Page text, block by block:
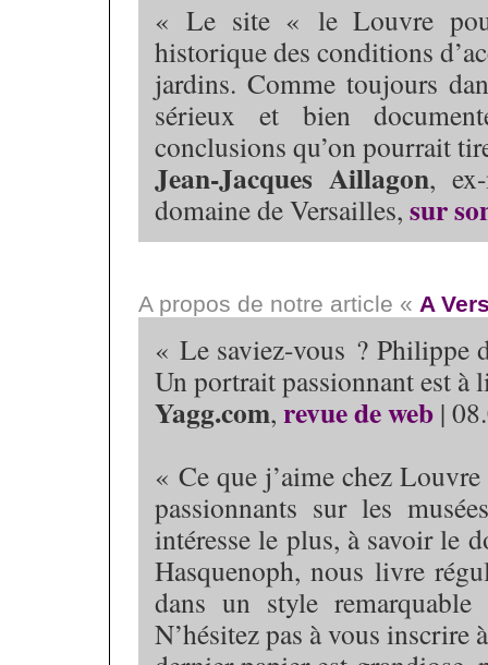
« Le site « le Louvre
historique des conditions
jardins. Comme toujours
sérieux et bien
conclusions qu’on pourrait
Jean-Jacques Aillagon,
domaine de Versailles, sur
A propos de notre article « A
« Le saviez-vous ? Philippe
Un portrait passionnant est
Yagg.com, revue de web |
« Ce que j’aime chez
passionnants sur les
intéresse le plus, à savoir le
Hasquenoph, nous livre
dans un style
N’hésitez pas à vous inscrire